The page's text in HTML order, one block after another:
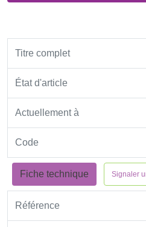
Titre complet
État d'article
Actuellement à
Code
Fiche technique Signaler
Référence